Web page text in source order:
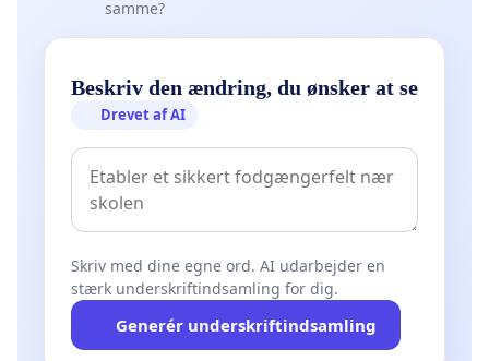
samme?
Beskriv den ændring, du ønsker at se
Drevet af AI
Skriv med dine egne ord. AI udarbejder en
stærk underskriftindsamling for dig.
Generér underskriftindsamling